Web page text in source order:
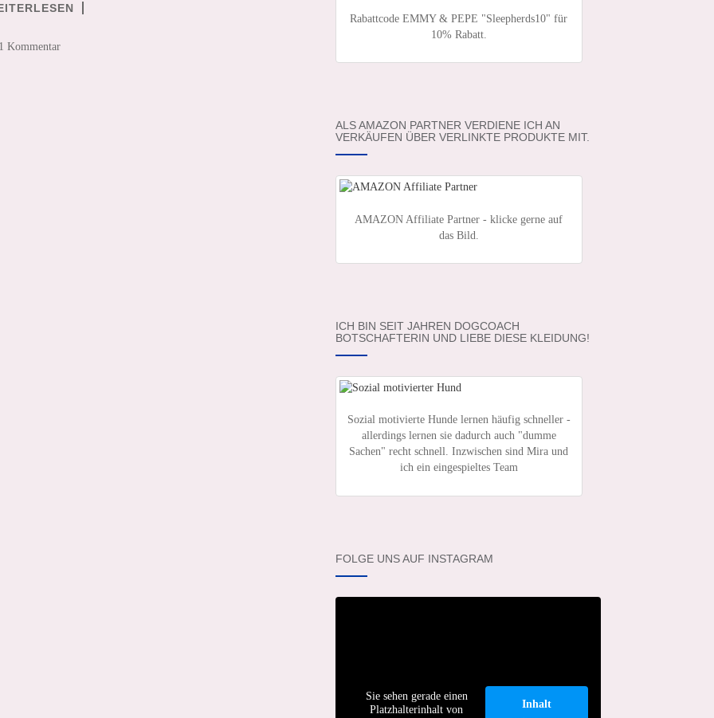
Kommentar
Rabattcode EMMY & PEPE "Sleepherds10" für
10% Rabatt.
ALS AMAZON PARTNER VERDIENE ICH AN
VERKÄUFEN ÜBER VERLINKTE PRODUKTE MIT.
AMAZON Affiliate Partner - klicke gerne auf
das Bild.
ICH BIN SEIT JAHREN DOGCOACH
BOTSCHAFTERIN UND LIEBE DIESE KLEIDUNG!
Sozial motivierte Hunde lernen häufig schneller -
allerdings lernen sie dadurch auch "dumme
Sachen" recht schnell. Inzwischen sind Mira und
ich ein eingespieltes Team
FOLGE UNS AUF INSTAGRAM
Sie sehen gerade einen
Platzhalterinhalt von
Inhalt